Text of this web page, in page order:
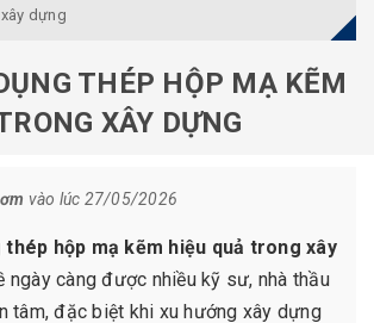
dựng
THÉP HỘP MẠ KẼM
XÂY DỰNG
vào lúc 27/05/2026
thép hộp mạ kẽm hiệu quả trong xây
ngày càng được nhiều kỹ sư, nhà thầu
tâm, đặc biệt khi xu hướng xây dựng